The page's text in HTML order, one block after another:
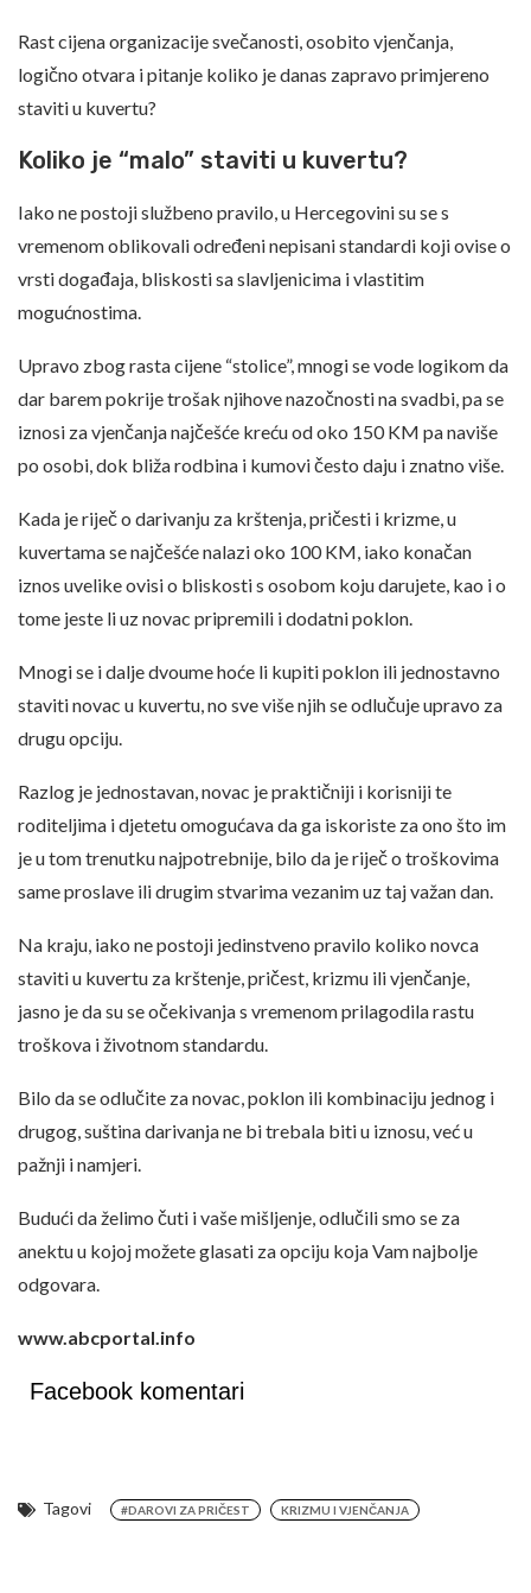
Rast cijena organizacije svečanosti, osobito vjenčanja,
logično otvara i pitanje koliko je danas zapravo primjereno
staviti u kuvertu?
Koliko je “malo” staviti u kuvertu?
Iako ne postoji službeno pravilo, u Hercegovini su se s
vremenom oblikovali određeni nepisani standardi koji ovise o
vrsti događaja, bliskosti sa slavljenicima i vlastitim
mogućnostima.
Upravo zbog rasta cijene “stolice”, mnogi se vode logikom da
dar barem pokrije trošak njihove nazočnosti na svadbi, pa se
iznosi za vjenčanja najčešće kreću od oko 150 KM pa naviše
po osobi, dok bliža rodbina i kumovi često daju i znatno više.
Kada je riječ o darivanju za krštenja, pričesti i krizme, u
kuvertama se najčešće nalazi oko 100 KM, iako konačan
iznos uvelike ovisi o bliskosti s osobom koju darujete, kao i o
tome jeste li uz novac pripremili i dodatni poklon.
Mnogi se i dalje dvoume hoće li kupiti poklon ili jednostavno
staviti novac u kuvertu, no sve više njih se odlučuje upravo za
drugu opciju.
Razlog je jednostavan, novac je praktičniji i korisniji te
roditeljima i djetetu omogućava da ga iskoriste za ono što im
je u tom trenutku najpotrebnije, bilo da je riječ o troškovima
same proslave ili drugim stvarima vezanim uz taj važan dan.
Na kraju, iako ne postoji jedinstveno pravilo koliko novca
staviti u kuvertu za krštenje, pričest, krizmu ili vjenčanje,
jasno je da su se očekivanja s vremenom prilagodila rastu
troškova i životnom standardu.
Bilo da se odlučite za novac, poklon ili kombinaciju jednog i
drugog, suština darivanja ne bi trebala biti u iznosu, već u
pažnji i namjeri.
Budući da želimo čuti i vaše mišljenje, odlučili smo se za
anektu u kojoj možete glasati za opciju koja Vam najbolje
odgovara.
www.abcportal.info
Facebook komentari
Tagovi #DAROVI ZA PRIČEST KRIZMU I VJENČANJA